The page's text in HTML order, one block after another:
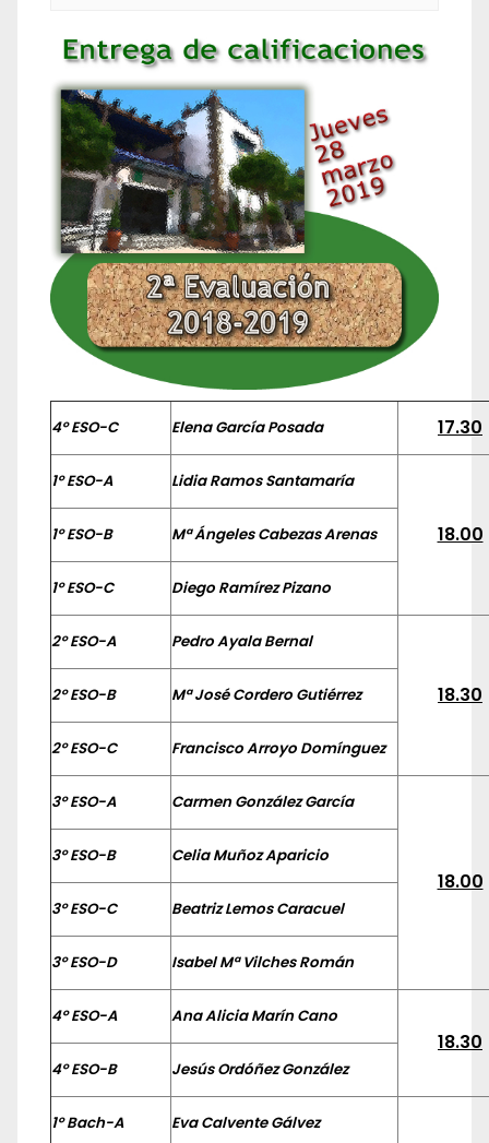
4º ESO-C Elena García Posada 17.30
1º ESO-A Lidia Ramos Santamaría
18.00
1º ESO-B Mª Ángeles Cabezas Arenas
1º ESO-C Diego Ramírez Pizano
2º ESO-A Pedro Ayala Bernal
18.30
2º ESO-B Mª José Cordero Gutiérrez
2º ESO-C Francisco Arroyo Domínguez
3º ESO-A Carmen González García
18.00
3º ESO-B Celia Muñoz Aparicio
3º ESO-C Beatriz Lemos Caracuel
3º ESO-D Isabel Mª Vilches Román
4º ESO-A Ana Alicia Marín Cano
18.30
4º ESO-B Jesús Ordóñez González
1º Bach-A Eva Calvente Gálvez